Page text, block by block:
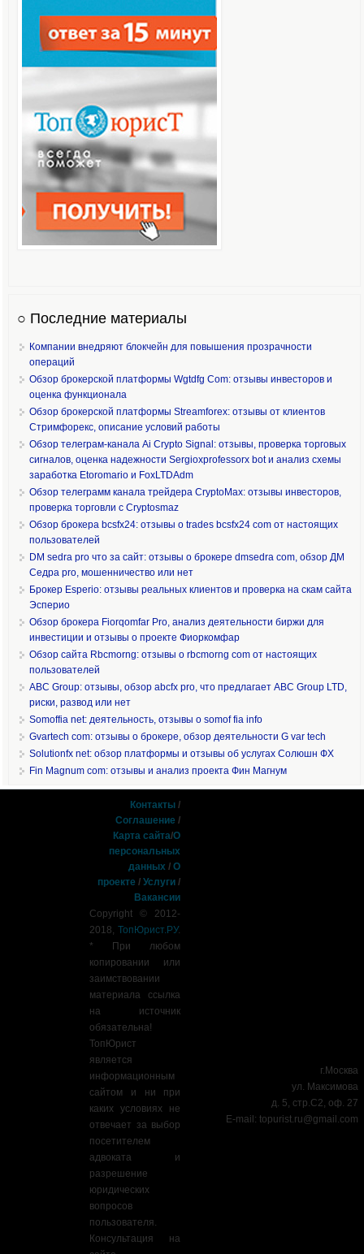
○ Последние материалы
Компании внедряют блокчейн для повышения прозрачности
операций
Обзор брокерской платформы Wgtdfg Com: отзывы инвесторов и
оценка функционала
Обзор брокерской платформы Streamforex: отзывы от клиентов
Стримфорекс, описание условий работы
Обзор телеграм-канала Ai Crypto Signal: отзывы, проверка торговых
сигналов, оценка надежности Sergioxprofessorx bot и анализ схемы
заработка Etoromario и FoxLTDAdm
Обзор телеграмм канала трейдера CryptoMax: отзывы инвесторов,
проверка торговли с Cryptosmaz
Обзор брокера bcsfx24: отзывы о trades bcsfx24 com от настоящих
пользователей
DM sedra pro что за сайт: отзывы о брокере dmsedra com, обзор ДМ
Седра pro, мошенничество или нет
Брокер Esperio: отзывы реальных клиентов и проверка на скам сайта
Эсперио
Обзор брокера Fiorqomfar Pro, анализ деятельности биржи для
инвестиции и отзывы о проекте Фиоркомфар
Обзор сайта Rbcmorng: отзывы о rbcmorng com от настоящих
пользователей
ABC Group: отзывы, обзор abcfx pro, что предлагает ABC Group LTD,
риски, развод или нет
Somoffia net: деятельность, отзывы о somof fia info
Gvartech com: отзывы о брокере, обзор деятельности G var tech
Solutionfx net: обзор платформы и отзывы об услугах Солюшн ФХ
Fin Magnum com: отзывы и анализ проекта Фин Магнум
Контакты /
Соглашение /
Карта сайта/О
персональных
данных /О
проекте /Услуги /
Вакансии
Copyright © 2012-
2018,ТопЮрист.РУ.
* При любом
копировании или
заимствовании
материала ссылка
на источник
обязательна!
ТопЮрист
является
информационным
сайтом и ни при
каких условиях не
отвечает за выбор
посетителем
адвоката и
разрешение
юридических
вопросов
пользователя.
Консультация на
г.Москва
ул. Максимова
д. 5, стр.С2, оф. 27
E-mail:topurist.ru@gmail.com